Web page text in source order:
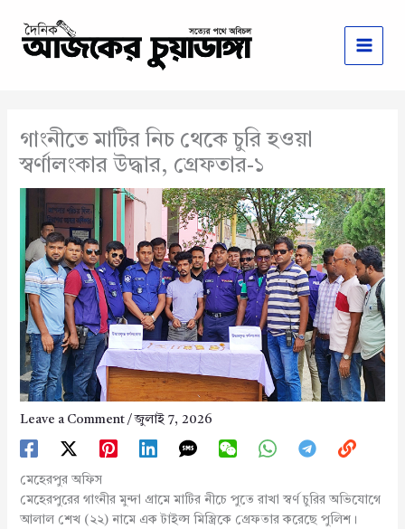
content
গাংনীতে মাটির নিচ থেকে চুরি হওয়া
স্বর্ণালংকার উদ্ধার, গ্রেফতার-১
Leave a Comment /জুলাই 7, 2026
মেহেরপুর অফিস
মেহেরপুরের গাংনীর মুন্দা গ্রামে মাটির নীচে পুতে রাখা স্বর্ণ চুরির অভিযোগে
আলাল শেখ (২২) নামে এক টাইল্স মিস্ত্রিকে গ্রেফতার করেছে পুলিশ।